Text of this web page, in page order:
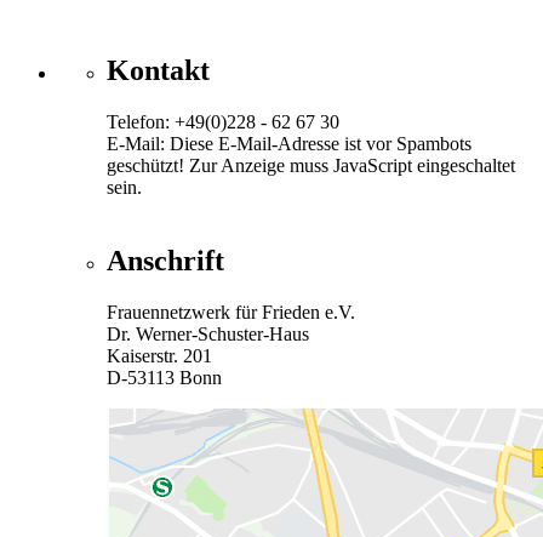
Kontakt
Telefon: +49(0)228 - 62 67 30
E-Mail: Diese E-Mail-Adresse ist vor Spambots
geschützt! Zur Anzeige muss JavaScript eingeschaltet
sein.
Anschrift
Frauennetzwerk für Frieden e.V.
Dr. Werner-Schuster-Haus
Kaiserstr. 201
D-53113 Bonn